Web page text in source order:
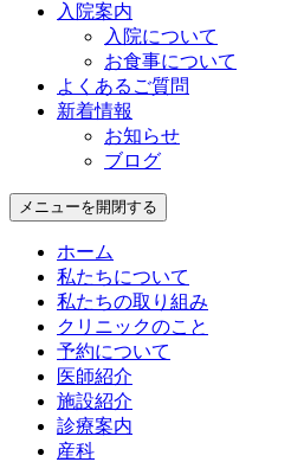
入院案内
入院について
お食事について
よくあるご質問
新着情報
お知らせ
ブログ
メニューを開閉する
ホーム
私たちについて
私たちの取り組み
クリニックのこと
予約について
医師紹介
施設紹介
診療案内
産科